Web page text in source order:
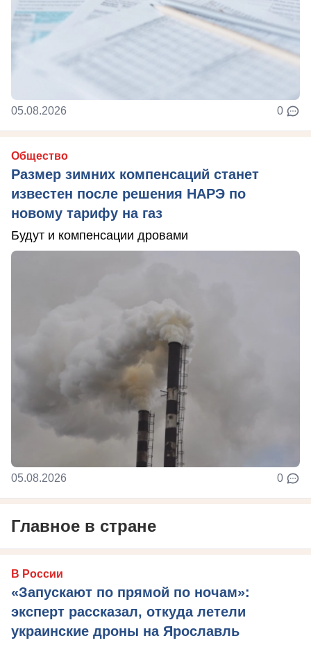
05.08.2026 0
Общество
Размер зимних компенсаций станет
известен после решения НАРЭ по
новому тарифу на газ
Будут и компенсации дровами
05.08.2026 0
Главное в стране
В России
«Запускают по прямой по ночам»:
эксперт рассказал, откуда летели
украинские дроны на Ярославль